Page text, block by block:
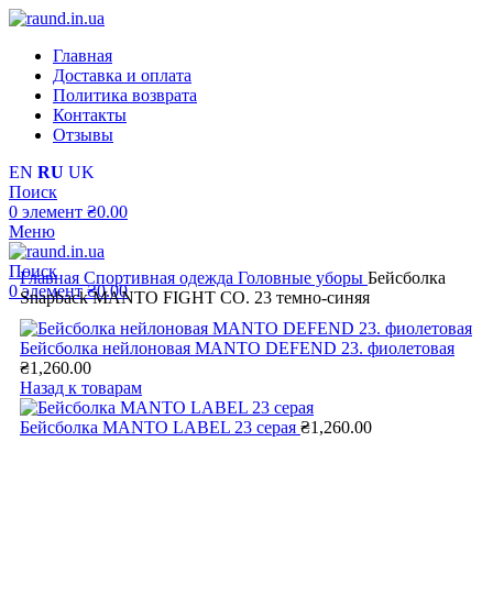
Главная
Доставка и оплата
Политика возврата
Контакты
Отзывы
EN RU UK
Поиск
0 элемент ₴0.00
Меню
Поиск
0элемент ₴0.00
Главная Cпортивная одежда Головные уборы Бейсболка
Snapback MANTO FIGHT CO. 23 темно-синяя
Бейсболка нейлоновая MANTO DEFEND 23. фиолетовая
₴1,260.00
Назад к товарам
Бейсболка MANTO LABEL 23 серая ₴1,260.00